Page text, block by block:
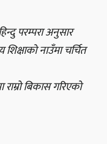
परम्परा अनुसार
नाउँमा चर्चित
राम्रो बिकास गरिएको